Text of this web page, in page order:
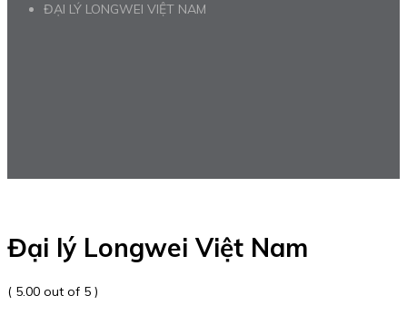
ĐẠI LÝ LONGWEI VIỆT NAM
Đại lý Longwei Việt Nam
( 5.00 out of 5 )